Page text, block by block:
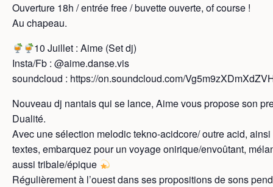
Ouverture 18h / entrée free / buvette ouverte, of course !
Au chapeau.
10 Juillet : Aime (Set dj)
Insta/Fb : @aime.danse.vis
soundcloud : https://on.soundcloud.com/
Nouveau dj nantais qui se lance, Aime vous propose son
Dualité.
Avec une sélection melodic tekno-acidcore/ outre acid,
textes, embarquez pour un voyage onirique/envoûtant,
aussi tribale/épique
Régulièrement à l’ouest dans ses propositions de sons